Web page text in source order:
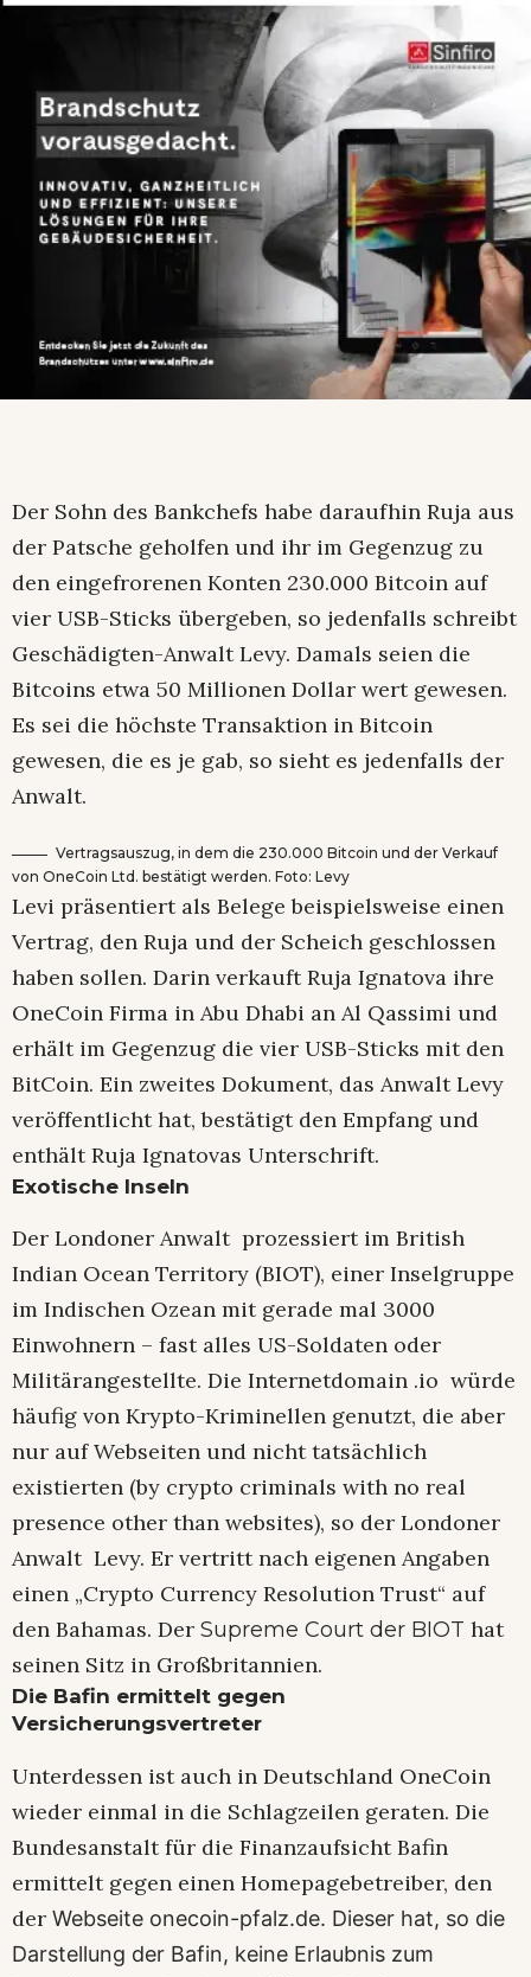
Der Sohn des Bankchefs habe daraufhin Ruja aus
der Patsche geholfen und ihr im Gegenzug zu
den eingefrorenen Konten 230.000 Bitcoin auf
vier USB-Sticks übergeben, so jedenfalls schreibt
Geschädigten-Anwalt Levy. Damals seien die
Bitcoins etwa 50 Millionen Dollar wert gewesen.
Es sei die höchste Transaktion in Bitcoin
gewesen, die es je gab, so sieht es jedenfalls der
Anwalt.
Vertragsauszug, in dem die 230.000 Bitcoin und der Verkauf
von OneCoin Ltd. bestätigt werden. Foto: Levy
Levi präsentiert als Belege beispielsweise einen
Vertrag, den Ruja und der Scheich geschlossen
haben sollen. Darin verkauft Ruja Ignatova ihre
OneCoin Firma in Abu Dhabi an Al Qassimi und
erhält im Gegenzug die vier USB-Sticks mit den
BitCoin. Ein zweites Dokument, das Anwalt Levy
veröffentlicht hat, bestätigt den Empfang und
enthält Ruja Ignatovas Unterschrift.
Exotische Inseln
Der Londoner Anwalt prozessiert im British
Indian Ocean Territory (BIOT), einer Inselgruppe
im Indischen Ozean mit gerade mal 3000
Einwohnern – fast alles US-Soldaten oder
Militärangestellte. Die Internetdomain .io würde
häufig von Krypto-Kriminellen genutzt, die aber
nur auf Webseiten und nicht tatsächlich
existierten (by crypto criminals with no real
presence other than websites), so der Londoner
Anwalt Levy. Er vertritt nach eigenen Angaben
einen „Crypto Currency Resolution Trust“ auf
den Bahamas. Der Supreme Court der BIOT hat
seinen Sitz in Großbritannien.
Die Bafin ermittelt gegen
Versicherungsvertreter
Unterdessen ist auch in Deutschland OneCoin
wieder einmal in die Schlagzeilen geraten. Die
Bundesanstalt für die Finanzaufsicht Bafin
ermittelt gegen einen Homepagebetreiber, den
der Webseite onecoin-pfalz.de. Dieser hat, so die
Darstellung der Bafin, keine Erlaubnis zum